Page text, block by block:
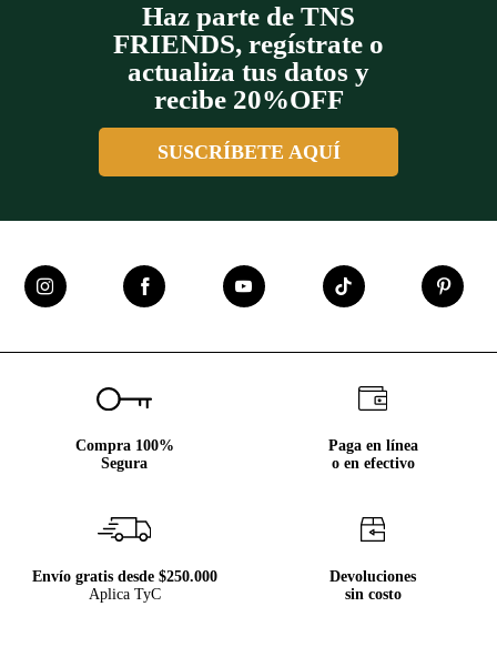
Haz parte de TNS
FRIENDS, regístrate o
actualiza tus datos y
recibe 20%OFF
SUSCRÍBETE AQUÍ
Compra 100%
Segura
Paga en línea
o en efectivo
Envío gratis desde $250.000
Aplica TyC
Devoluciones
sin costo